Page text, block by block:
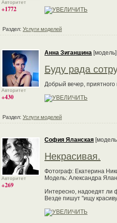
Авторитет
+1772
Раздел: Услуги моделей
Авторитет
+430
Анна Зиганшина [модель]
Буду рада
Добрый вечер, приятного
Раздел: Услуги моделей
Авторитет
+269
София Яланская
Некрасивая.
Фотограф: Екатерина
Модель: Александра
Интересно, надоедят ли
Везде пишут "ищу